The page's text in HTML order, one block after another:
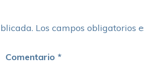
Los campos obligatorios
Comentario *